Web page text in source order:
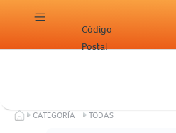
Código
Postal
CATEGORÍA TODAS